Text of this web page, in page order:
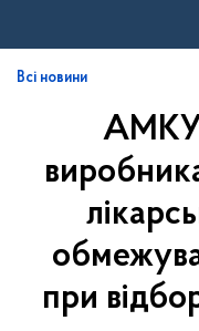
вВсі новини
АМКУ
при